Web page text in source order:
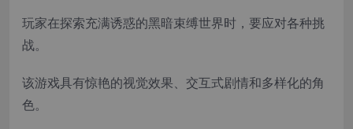
玩家在探索充满诱惑的黑暗束缚世界时，要应对各种挑
战。
该游戏具有惊艳的视觉效果、交互式剧情和多样化的角
色。